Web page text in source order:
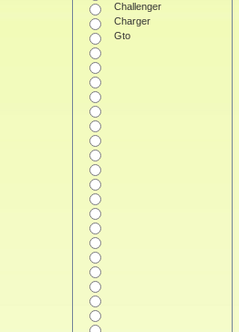
Challenger
Charger
Gto